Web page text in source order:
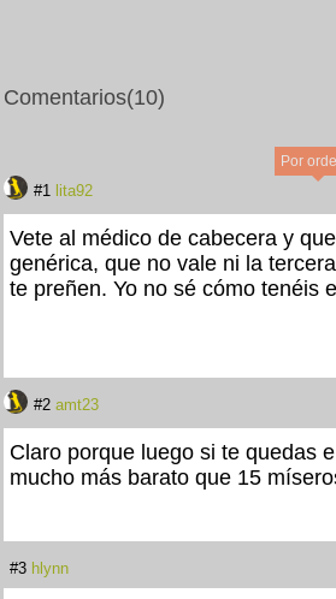
Comentarios(10)
Por
#1 lita92
Vete al médico de cabecera y
genérica, que no vale ni la
te preñen. Yo no sé cómo tenéis
#2 amt23
Claro porque luego si te quedas
mucho más barato que 15
#3 hlynn